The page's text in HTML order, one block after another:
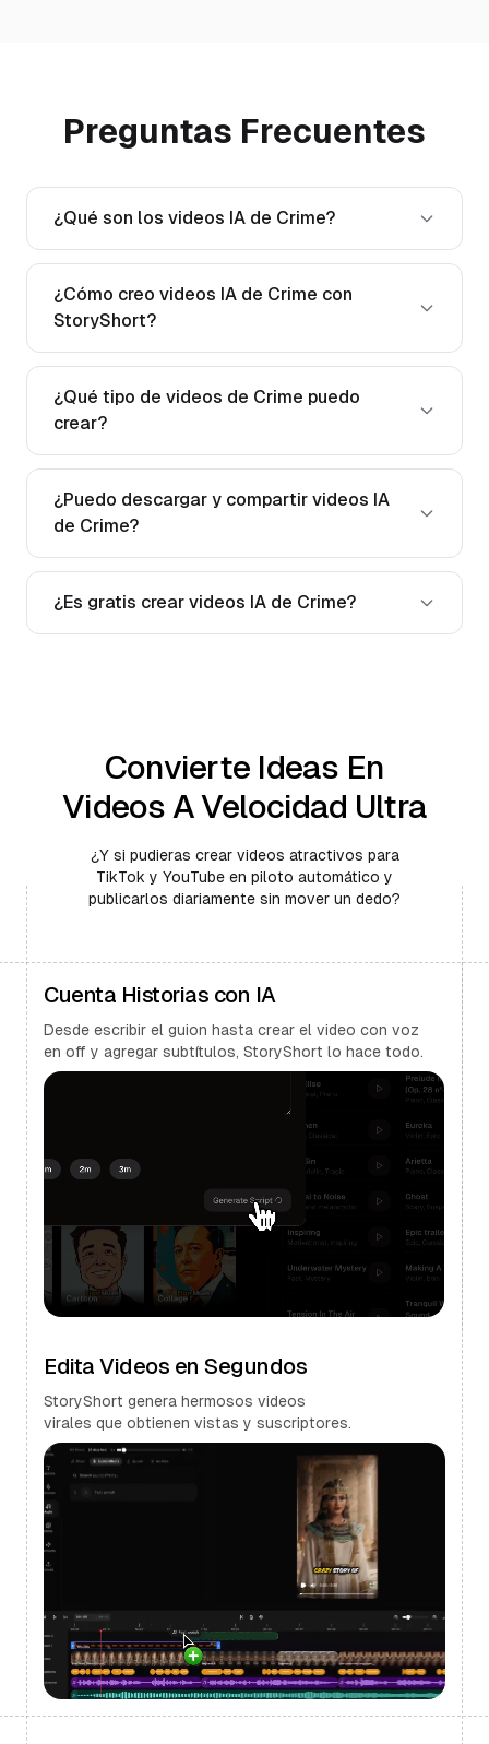
Preguntas Frecuentes
¿Qué son los videos IA de Crime?
¿Cómo creo videos IA de Crime con
StoryShort?
¿Qué tipo de videos de Crime puedo
crear?
¿Puedo descargar y compartir videos IA
de Crime?
¿Es gratis crear videos IA de Crime?
Convierte Ideas En
Videos A Velocidad Ultra
¿Y si pudieras crear videos atractivos para
TikTok y YouTube en piloto automático y
publicarlos diariamente sin mover un dedo?
Cuenta Historias con IA
Desde escribir el guion hasta crear el video con voz
en off y agregar subtítulos, StoryShort lo hace todo.
Edita Videos en Segundos
StoryShort genera hermosos videos
virales que obtienen vistas y suscriptores.